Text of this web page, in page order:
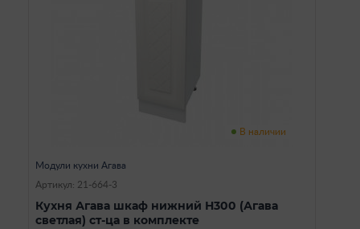
В наличии
Модули кухни Агава
Артикул: 21-664-3
Кухня Агава шкаф нижний Н300 (Агава
светлая) ст-ца в комплекте